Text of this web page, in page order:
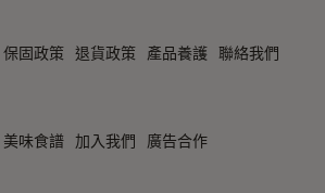
保固政策 退貨政策 產品養護 聯絡我們
美味食譜 加入我們
廣告合作